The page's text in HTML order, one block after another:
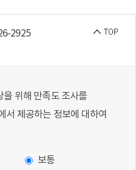
2925
위해 만족도 조사를
서 제공하는 정보에 대하여
보통